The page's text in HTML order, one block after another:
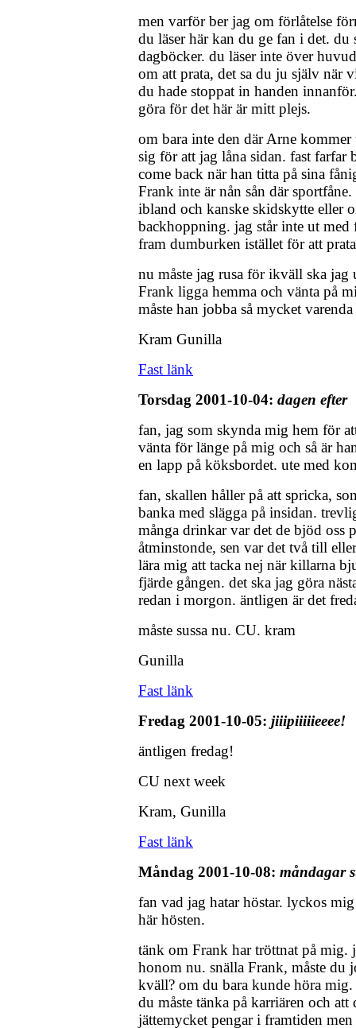
men varför ber jag om förlåtelse
du läser här kan du ge fan i det. du
dagböcker. du läser inte över
om att prata, det sa du ju själv när
du hade stoppat in handen
göra för det här är mitt plejs.
om bara inte den där Arne
sig för att jag låna sidan. fast farfar
come back när han titta på sina
Frank inte är nån sån där
ibland och kanske skidskytte eller
backhoppning. jag står inte ut
fram dumburken istället för att
nu måste jag rusa för ikväll ska
Frank ligga hemma och vänta på
måste han jobba så mycket
Kram Gunilla
Fast länk
Torsdag 2001-10-04: dagen efter
fan, jag som skynda mig hem för
vänta för länge på mig och så är
en lapp på köksbordet. ute med
fan, skallen håller på att spricka,
banka med slägga på insidan.
många drinkar var det de bjöd oss
åtminstonde, sen var det två till
lära mig att tacka nej när killarna
fjärde gången. det ska jag göra
redan i morgon. äntligen är det
måste sussa nu. CU. kram
Gunilla
Fast länk
Fredag 2001-10-05: jiiipiiiiieeee!
äntligen fredag!
CU next week
Kram, Gunilla
Fast länk
Måndag 2001-10-08: måndagar
fan vad jag hatar höstar. lyckos
här hösten.
tänk om Frank har tröttnat på mig.
honom nu. snälla Frank, måste du
kväll? om du bara kunde höra
du måste tänka på karriären och
jättemycket pengar i framtiden